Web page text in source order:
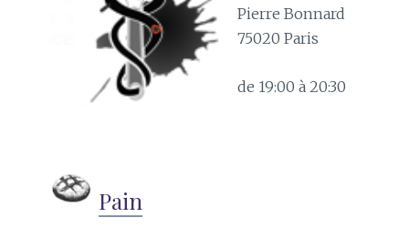
Pierre Bonnard
75020 Paris
de 19:00 à 20:30
Pain